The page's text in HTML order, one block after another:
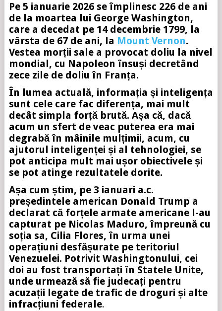
Pe 5 ianuarie 2026 se împlinesc 226 de ani
de la moartea lui George Washington,
care a decedat pe 14 decembrie 1799, la
vârsta de 67 de ani, la Mount Vernon.
Vestea morții sale a provocat doliu la nivel
mondial, cu Napoleon însuși decretând
zece zile de doliu în Franța.
În lumea actuală, informația și inteligența
sunt cele care fac diferența, mai mult
decât simpla forță brută. Așa că, dacă
acum un sfert de veac puterea era mai
degrabă în mâinile mulțimii, acum, cu
ajutorul inteligenței și al tehnologiei, se
pot anticipa mult mai ușor obiectivele și
se pot atinge rezultatele dorite.
Așa cum știm, pe 3 ianuari a.c.
președintele american Donald Trump a
declarat că forțele armate americane l-au
capturat pe Nicolas Maduro, împreună cu
soția sa, Cilia Flores, în urma unei
operațiuni desfășurate pe teritoriul
Venezuelei. Potrivit Washingtonului, cei
doi au fost transportați în Statele Unite,
unde urmează să fie judecați pentru
acuzații legate de trafic de droguri și alte
infracțiuni federale.